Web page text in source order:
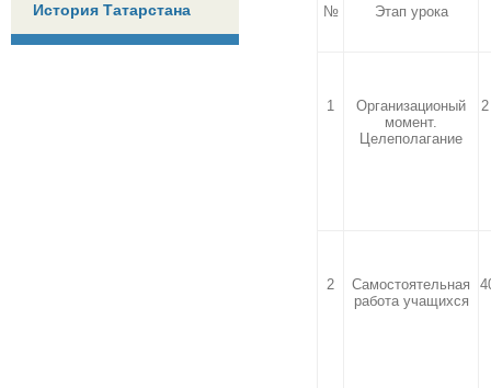
История Татарстана
№ Этап урока
1
Организационый
момент.
Целеполагание
2
Самостоятельная
работа учащихся